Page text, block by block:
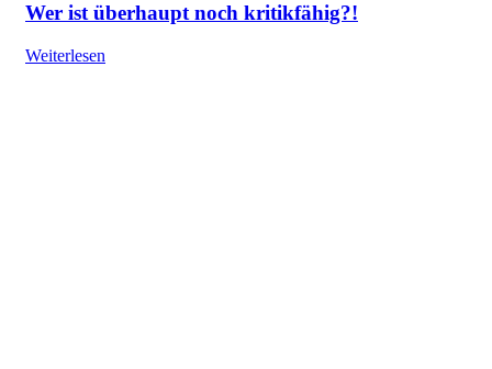
Wer ist überhaupt noch kritikfähig?!
Weiterlesen